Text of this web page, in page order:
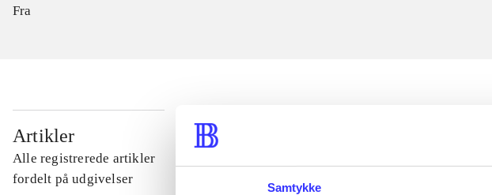
Samtykke
Fra
Artikler
Alle registrerede artikler
fordelt på udgivelser